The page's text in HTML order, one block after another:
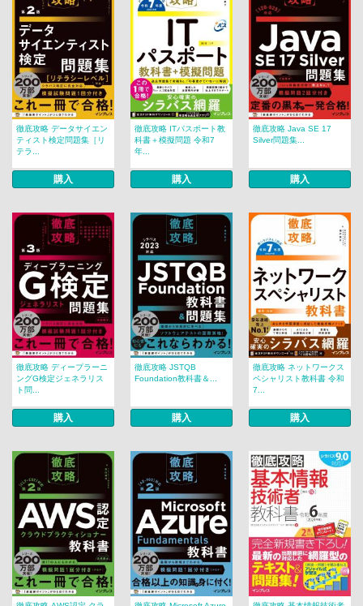
徹底攻略 データサイエン
ティスト検定問題集［リ
テラ...
購入
徹底攻略 ITパスポート教
科書＋模擬問題 令和7
年...
購入
徹底攻略 Java SE 17
Silver問題集...
購入
徹底攻略 ディープラーニ
ングG検定ジェネラリス
ト問...
購入
徹底攻略 JSTQB
Foundation教科書＆...
購入
徹底攻略 ネットワークス
ペシャリスト教科書 令和
7...
購入